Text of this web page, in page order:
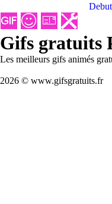
Debut
Gifs gratuits
Les meilleurs gifs animés
2026 © www.gifsgratuits.fr